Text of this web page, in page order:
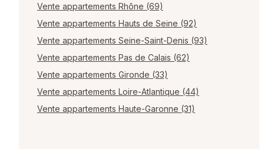
Vente appartements Rhône (69)
Vente appartements Hauts de Seine (92)
Vente appartements Seine-Saint-Denis (93)
Vente appartements Pas de Calais (62)
Vente appartements Gironde (33)
Vente appartements Loire-Atlantique (44)
Vente appartements Haute-Garonne (31)